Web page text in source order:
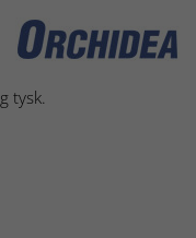
tysk.